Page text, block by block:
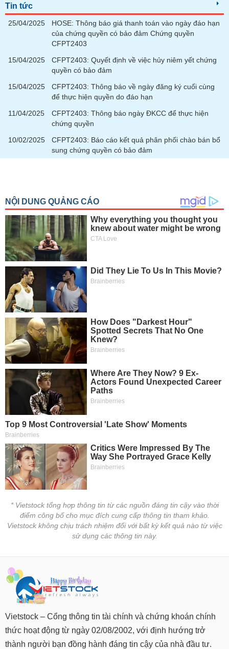
Tin tức
25/04/2025
HOSE: Thông báo giá thanh toán vào ngày đáo hạn
của chứng quyền có bảo đảm Chứng quyền
CFPT2403
15/04/2025
CFPT2403: Quyết định về việc hủy niêm yết chứng
quyền có bảo đảm
15/04/2025
CFPT2403: Thông báo về ngày đăng ký cuối cùng
để thực hiện quyền do đáo hạn
11/04/2025
CFPT2403: Thông báo ngày ĐKCC để thực hiện
chứng quyền
10/02/2025
CFPT2403: Báo cáo kết quả phân phối chào bán bổ
sung chứng quyền có bảo đảm
* Vietstock tổng hợp thông tin từ các nguồn đáng tin cậy vào thời
điểm công bố cho mục đích cung cấp thông tin tham khảo.
Vietstock không chịu trách nhiệm đối với bất kỳ kết quả nào từ việc
sử dụng các thông tin này.
Vietstock – Cổng thông tin tài chính và chứng khoán chính
thức hoạt động từ ngày 02/08/2002, với định hướng trở
thành người bạn đồng hành đáng tin cậy của nhà đầu tư.